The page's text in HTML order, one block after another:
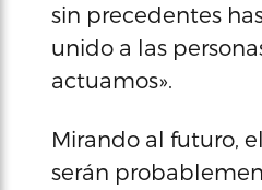
sin precedentes
unido a las
actuamos».
Mirando al futuro,
serán